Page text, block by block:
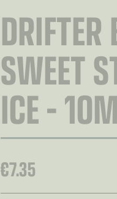
DRIFTER
SWEET
ICE –
€7.35